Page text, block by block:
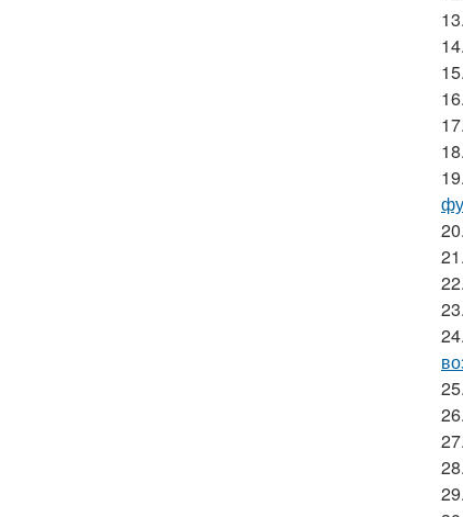
13.
14.
15.
16.
17.
18.
19.
20.
21.
22.
23.
24.
25.
26.
27.
28.
29.